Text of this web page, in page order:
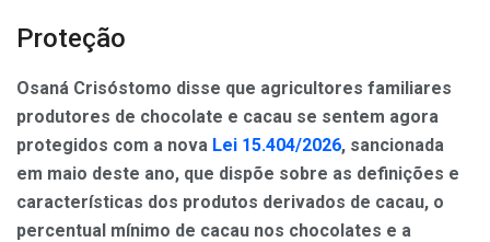
Proteção
Osaná Crisóstomo disse que agricultores familiares
produtores de chocolate e cacau se sentem agora
protegidos com a nova Lei 15.404/2026, sancionada
em maio deste ano, que dispõe sobre as definições e
características dos produtos derivados de cacau, o
percentual mínimo de cacau nos chocolates e a